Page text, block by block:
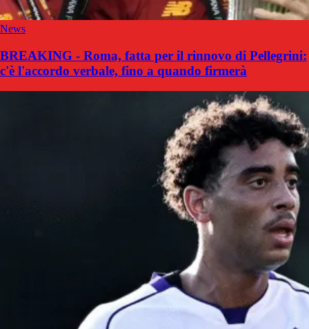
News
BREAKING - Roma, fatta per il rinnovo di Pellegrini:
c'è l'accordo verbale, fino a quando firmerà